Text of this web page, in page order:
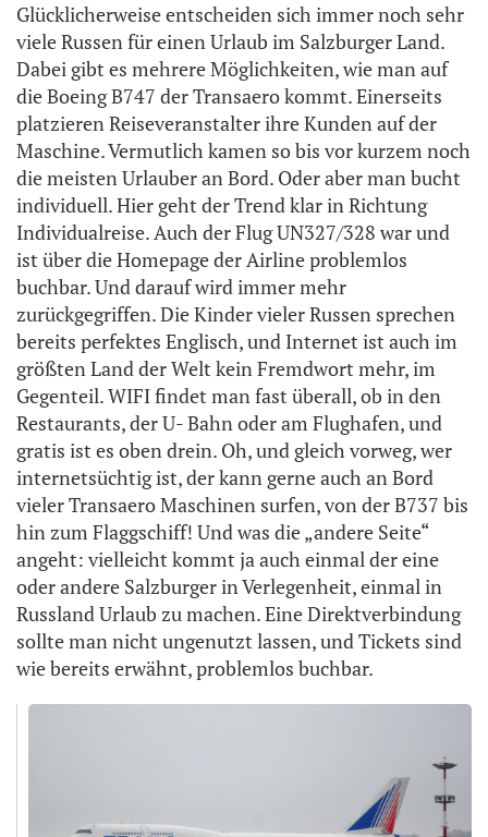
Glücklicherweise entscheiden sich immer noch sehr
viele Russen für einen Urlaub im Salzburger Land.
Dabei gibt es mehrere Möglichkeiten, wie man auf
die Boeing B747 der Transaero kommt. Einerseits
platzieren Reiseveranstalter ihre Kunden auf der
Maschine. Vermutlich kamen so bis vor kurzem noch
die meisten Urlauber an Bord. Oder aber man bucht
individuell. Hier geht der Trend klar in Richtung
Individualreise. Auch der Flug UN327/328 war und
ist über die Homepage der Airline problemlos
buchbar. Und darauf wird immer mehr
zurückgegriffen. Die Kinder vieler Russen sprechen
bereits perfektes Englisch, und Internet ist auch im
größten Land der Welt kein Fremdwort mehr, im
Gegenteil. WIFI findet man fast überall, ob in den
Restaurants, der U- Bahn oder am Flughafen, und
gratis ist es oben drein. Oh, und gleich vorweg, wer
internetsüchtig ist, der kann gerne auch an Bord
vieler Transaero Maschinen surfen, von der B737 bis
hin zum Flaggschiff! Und was die „andere Seite“
angeht: vielleicht kommt ja auch einmal der eine
oder andere Salzburger in Verlegenheit, einmal in
Russland Urlaub zu machen. Eine Direktverbindung
sollte man nicht ungenutzt lassen, und Tickets sind
wie bereits erwähnt, problemlos buchbar.